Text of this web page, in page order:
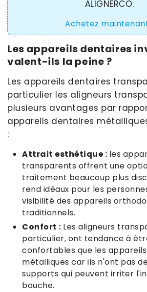
ALIGNERCO.
Achetez
Les appareils dentaires
valent-ils la peine ?
Les appareils dentaires
particulier les aligneurs
plusieurs avantages par
appareils dentaires
:
Attrait esthétique : les
transparents offrent une
traitement beaucoup plus
rend idéaux pour les
visibilité des appareils
traditionnels.
Confort : Les aligneurs
particulier, ont tendance à
confortables que les
métalliques car ils n'ont pas
supports qui peuvent irriter
bouche.